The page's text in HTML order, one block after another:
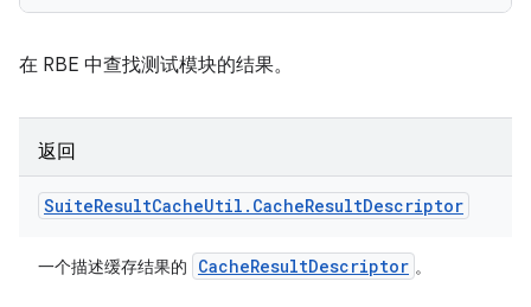
在 RBE 中查找测试模块的结果。
返回
SuiteResultCacheUtil . CacheResultDescriptor
一个描述缓存结果的 CacheResultDescriptor 。